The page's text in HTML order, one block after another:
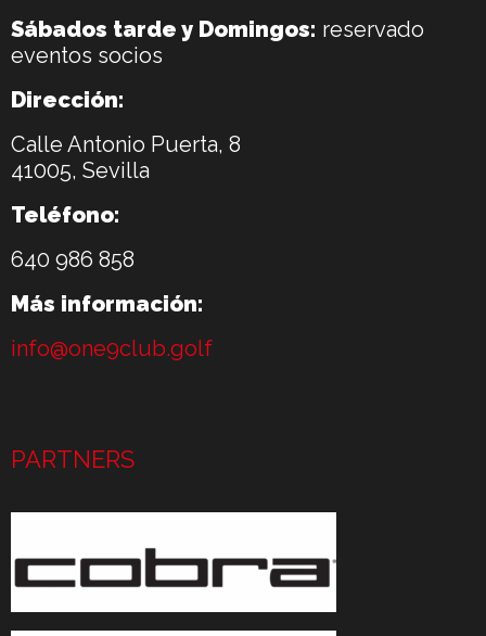
Sábados tarde y Domingos: reservado
eventos socios
Dirección:
Calle Antonio Puerta, 8
41005, Sevilla
Teléfono:
640 986 858
Más información:
info@one9club.golf
PARTNERS